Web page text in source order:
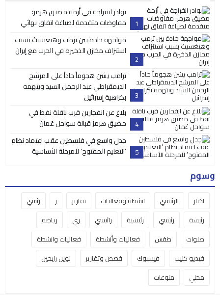
1
بوادر انفراجة في أزمة مضيق هرمز:
مفاوضات متقدمة لصياغة اتفاق نهائي
2
مواجهة حادة بين ترمب وهيغسيث بسبب
استنزاف مخازن الذخيرة في الحرب مع إيران
3
ترامب يشن هجوماً حاداً على المرشح
الديمقراطي عبد الرحمن السيد ويتهمه
بكراهية إسرائيل
4
بلاغ عن انفجارين قرب ناقلة نفط في
مضيق هرمز قبالة سواحل عُمان
5
جدل واسع في فلسطين عقب اعتماد نظام
‘التعليم المفتوح’ للمرحلة الأساسية
وسوم
اخبار الرئيسي انشطة وفعاليات تقارير ر
رئسي
رئيسة
رئيسي رئيسية رائيسي ري
رياضه
صلوات
طقس فعاليات وأنشطة
فعاليات وانشطة
فيديو كليب
فيسبوك قصص وتقارير
لوين رايحين
محلي
منوعات